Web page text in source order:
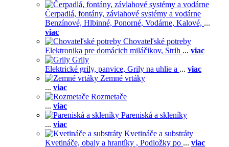
Čerpadlá, fontány, závlahové systémy a vodárne
Benzínové, Hlbinné, Ponorné, Vodárne, Kalové, ...
viac
Chovateľské potreby
Elektronika pre domácich miláčikov, Strih ... viac
Grily
Elektrické grily, panvice, Grily na uhlie a ... viac
Zemné vrtáky
... viac
Rozmetače
... viac
Pareniská a skleníky
... viac
Kvetináče a substráty
Kvetináče, obaly a hrantíky , Podložky po ... viac